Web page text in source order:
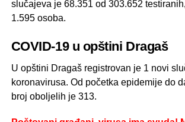
slučajeva je 68.351 od 303.652
1.595 osoba.
COVID-19 u opštini Dragaš
U opštini Dragaš registrovan je 1 novi
koronavirusa. Od početka epidemije do
broj oboljelih je 313.